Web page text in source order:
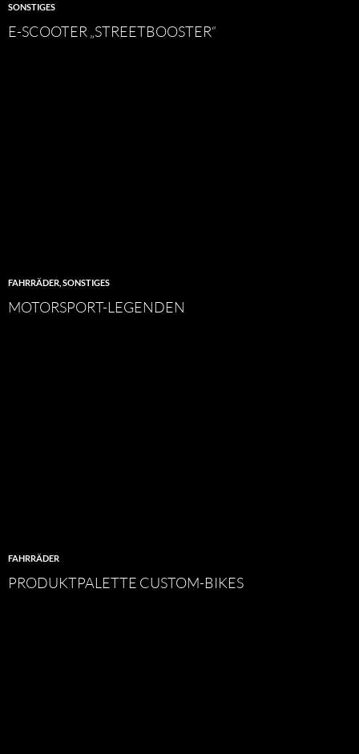
SONSTIGES
E-SCOOTER „STREETBOOSTER“
FAHRRÄDER SONSTIGES
MOTORSPORT-LEGENDEN
FAHRRÄDER
PRODUKTPALETTE CUSTOM-BIKES